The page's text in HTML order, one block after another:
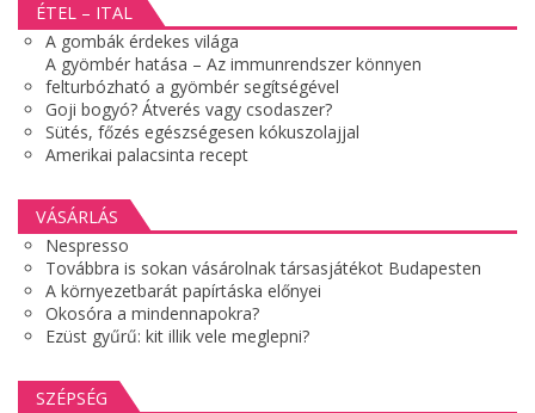
ÉTEL – ITAL
A gombák érdekes világa
A gyömbér hatása – Az immunrendszer könnyen
felturbózható a gyömbér segítségével
Goji bogyó? Átverés vagy csodaszer?
Sütés, főzés egészségesen kókuszolajjal
Amerikai palacsinta recept
VÁSÁRLÁS
Nespresso
Továbbra is sokan vásárolnak társasjátékot Budapesten
A környezetbarát papírtáska előnyei
Okosóra a mindennapokra?
Ezüst gyűrű: kit illik vele meglepni?
SZÉPSÉG